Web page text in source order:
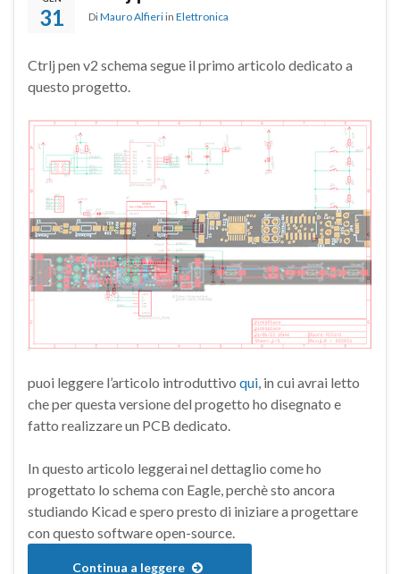
31 DiMauro Alfieri in Elettronica
Ctrlj pen v2 schema segue il primo articolo dedicato a
questo progetto.
puoi leggere l’articolo introduttivo qui, in cui avrai letto
che per questa versione del progetto ho disegnato e
fatto realizzare un PCB dedicato.
In questo articolo leggerai nel dettaglio come ho
progettato lo schema con Eagle, perchè sto ancora
studiando Kicad e spero presto di iniziare a progettare
con questo software open-source.
Continua a leggere